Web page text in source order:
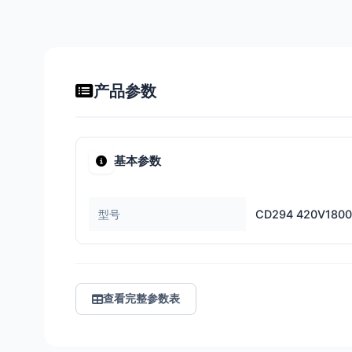
产品参数
基本参数
型号 CD294
查看完整参数表